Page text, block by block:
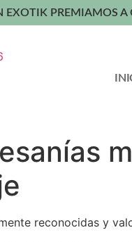
EXOTIK PREMIAMOS
reconocidas y